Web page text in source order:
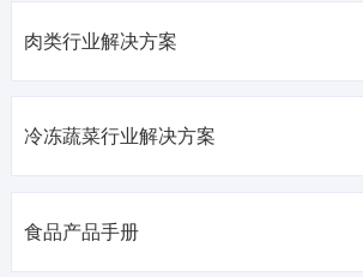
肉类行业解决方案
冷冻蔬菜行业解决方案
食品产品手册